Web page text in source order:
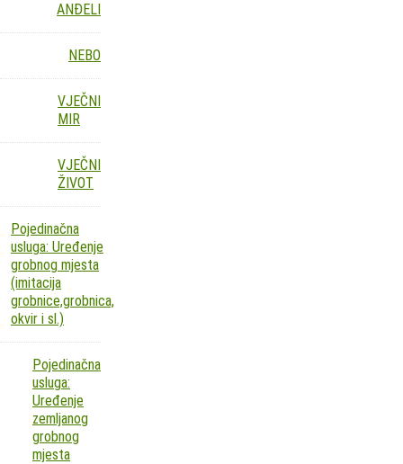
ANĐELI
NEBO
VJEČNI
MIR
VJEČNI
ŽIVOT
Pojedinačna
usluga: Uređenje
grobnog mjesta
(imitacija
grobnice,grobnica,
okvir i sl.)
Pojedinačna
usluga:
Uređenje
zemljanog
grobnog
mjesta